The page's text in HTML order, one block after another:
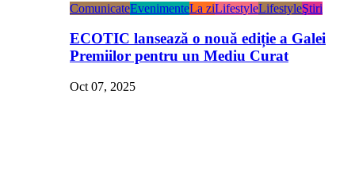
ComunicateEvenimenteLa ziLifestyleLifestyleŞtiri
ECOTIC lansează o nouă ediție a Galei
Premiilor pentru un Mediu Curat
Oct 07, 2025